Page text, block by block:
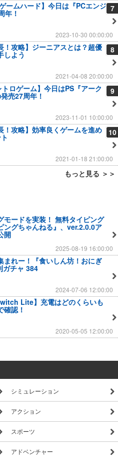
7
ームハード】今日は『PCエンジ
年！
2023-10-30 00:00:00
8
！攻略】ジーニアスとは？超優
しよう
2021-04-08 20:00:00
9
トロゲーム】今日はPS『アーク
売27周年！
2023-11-01 10:00:00
10
！攻略】効率良くゲームを進め
2021-01-18 21:00:00
もっと見る ＞＞
モードを実装！ 無料タイピング
ングちゃんねる』、ver.2.0.0ア
開
2025-08-19 16:00:00
まれー！『食いしん坊！おにぎ
ガチャ 384
2024-07-06 12:00:00
Lite】充電はどのくらいも
確認！
2020-05-05 12:00:00
シミュレーション
アクション
スポーツ
アドベンチャー